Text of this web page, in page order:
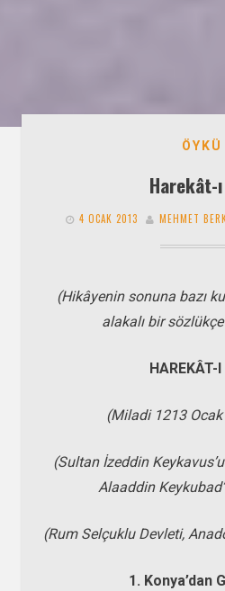
ÖYKÜ
Harekât-
4 OCAK 2013 MEHMET
(Hikâyenin sonuna bazı
alakalı bir
HAREKÂT-
(Miladi 1213
(Sultan İzeddin
Alaaddin
(Rum Selçuklu Devleti,
1. Konya’dan